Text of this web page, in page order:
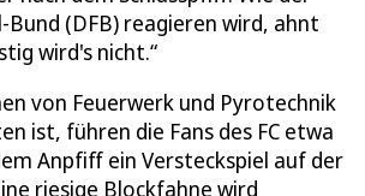
Bund (DFB) reagieren wird, ahnt
wird's nicht.“
von Feuerwerk und Pyrotechnik
ist, führen die Fans des FC etwa
Anpfiff ein Versteckspiel auf der
riesige Blockfahne wird